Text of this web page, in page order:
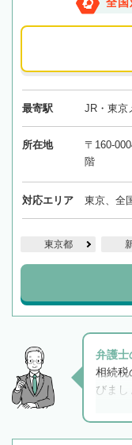
全国
最寄駅 JR・東京
所在地
〒160-
階
対応エリア 東京、全
東京都
弁護士
相続税
びまし
と他
解決の
できま